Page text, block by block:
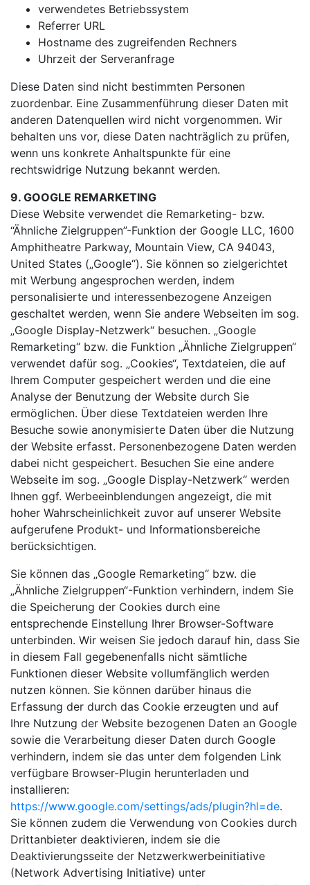
verwendetes Betriebssystem
Referrer URL
Hostname des zugreifenden Rechners
Uhrzeit der Serveranfrage
Diese Daten sind nicht bestimmten Personen
zuordenbar. Eine Zusammenführung dieser Daten mit
anderen Datenquellen wird nicht vorgenommen. Wir
behalten uns vor, diese Daten nachträglich zu prüfen,
wenn uns konkrete Anhaltspunkte für eine
rechtswidrige Nutzung bekannt werden.
9. GOOGLE REMARKETING
Diese Website verwendet die Remarketing- bzw.
“Ähnliche Zielgruppen”-Funktion der Google LLC, 1600
Amphitheatre Parkway, Mountain View, CA 94043,
United States („Google“). Sie können so zielgerichtet
mit Werbung angesprochen werden, indem
personalisierte und interessenbezogene Anzeigen
geschaltet werden, wenn Sie andere Webseiten im sog.
„Google Display-Netzwerk“ besuchen. „Google
Remarketing“ bzw. die Funktion „Ähnliche Zielgruppen“
verwendet dafür sog. „Cookies“, Textdateien, die auf
Ihrem Computer gespeichert werden und die eine
Analyse der Benutzung der Website durch Sie
ermöglichen. Über diese Textdateien werden Ihre
Besuche sowie anonymisierte Daten über die Nutzung
der Website erfasst. Personenbezogene Daten werden
dabei nicht gespeichert. Besuchen Sie eine andere
Webseite im sog. „Google Display-Netzwerk“ werden
Ihnen ggf. Werbeeinblendungen angezeigt, die mit
hoher Wahrscheinlichkeit zuvor auf unserer Website
aufgerufene Produkt- und Informationsbereiche
berücksichtigen.
Sie können das „Google Remarketing“ bzw. die
„Ähnliche Zielgruppen“-Funktion verhindern, indem Sie
die Speicherung der Cookies durch eine
entsprechende Einstellung Ihrer Browser-Software
unterbinden. Wir weisen Sie jedoch darauf hin, dass Sie
in diesem Fall gegebenenfalls nicht sämtliche
Funktionen dieser Website vollumfänglich werden
nutzen können. Sie können darüber hinaus die
Erfassung der durch das Cookie erzeugten und auf
Ihre Nutzung der Website bezogenen Daten an Google
sowie die Verarbeitung dieser Daten durch Google
verhindern, indem sie das unter dem folgenden Link
verfügbare Browser-Plugin herunterladen und
installieren:
https://www.google.com/settings/ads/plugin?hl=de.
Sie können zudem die Verwendung von Cookies durch
Drittanbieter deaktivieren, indem sie die
Deaktivierungsseite der Netzwerkwerbeinitiative
(Network Advertising Initiative) unter